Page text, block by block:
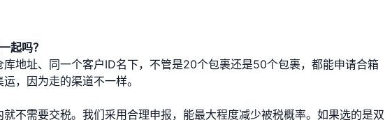
起吗？
地址、同一个客户ID名下，不管是20个包裹还是50个包裹，都能申请合箱
，因为走的渠道不一样。
不需要交税。我们采用合理申报，能最大程度减少被税概率。如果选的是双